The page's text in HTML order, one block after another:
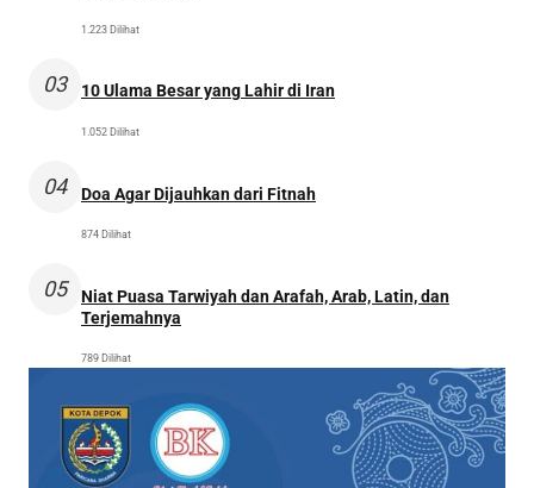
1.223 Dilihat
03 10 Ulama Besar yang Lahir di Iran
1.052 Dilihat
04 Doa Agar Dijauhkan dari Fitnah
874 Dilihat
05
Niat Puasa Tarwiyah dan Arafah, Arab, Latin, dan
Terjemahnya
789 Dilihat